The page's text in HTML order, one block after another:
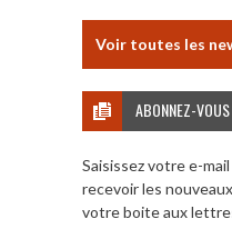
Voir toutes les
ABONNEZ-VOUS
Saisissez votre e-
recevoir les
votre boite aux